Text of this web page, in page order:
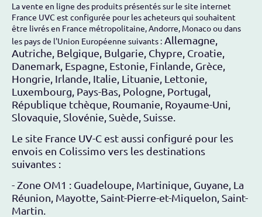
La vente en ligne des produits présentés sur le site internet
France UVC est configurée pour les acheteurs qui souhaitent
être livrés en France métropolitaine, Andorre, Monaco ou dans
les pays de l'Union Européenne suivants : Allemagne,
Autriche, Belgique, Bulgarie, Chypre, Croatie,
Danemark, Espagne, Estonie, Finlande, Grèce,
Hongrie, Irlande, Italie, Lituanie, Lettonie,
Luxembourg, Pays-Bas, Pologne, Portugal,
République tchèque, Roumanie, Royaume-Uni,
Slovaquie, Slovénie, Suède, Suisse.
Le site France UV-C est aussi configuré pour les
envois en Colissimo vers les destinations
suivantes :
- Zone OM1 : Guadeloupe, Martinique, Guyane, La
Réunion, Mayotte, Saint-Pierre-et-Miquelon, Saint-
Martin.